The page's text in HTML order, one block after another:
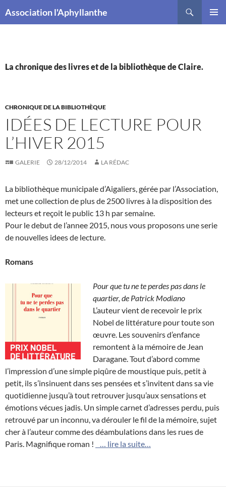
Association l'Aphyllanthe
La chronique des livres et de la bibliothèque de Claire.
CHRONIQUE DE LA BIBLIOTHÈQUE
IDÉES DE LECTURE POUR
L’HIVER 2015
GALERIE 28/12/2014 LA RÉDAC
La bibliothèque municipale d’Aigaliers, gérée par l’Association,
met une collection de plus de 2500 livres à la disposition des
lecteurs et reçoit le public 13 h par semaine.
Pour le debut de l’annee 2015, nous vous proposons une serie
de nouvelles idees de lecture.
Romans
Pour que tu ne te perdes pas dans le
quartier, de Patrick Modiano
L’auteur vient de recevoir le prix
Nobel de littérature pour toute son
œuvre. Les souvenirs d’enfance
remontent à la mémoire de Jean
Daragane. Tout d’abord comme
l’impression d’une simple piqûre de moustique puis, petit à
petit, ils s’insinuent dans ses pensées et s’invitent dans sa vie
quotidienne jusqu’à tout retrouver jusqu’aux sensations et
émotions vécues jadis. Un simple carnet d’adresses perdu, puis
retrouvé par un inconnu, va dérouler le fil de la mémoire, sujet
cher à l’auteur comme des déambulations dans les rues de
Paris. Magnifique roman !
… lire la suite…